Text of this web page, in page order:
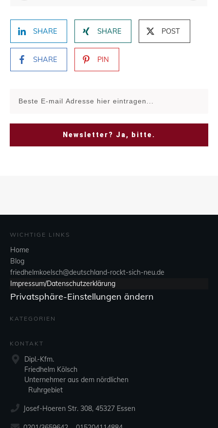
SHARE SHARE POST
SHARE PIN
Newsletter? Ja, bitte.
WICHTIGE LINKS
Home
Blog
friedhelmkoelsch@deutschland-rockt-sich-neu.de
Impressum/Datenschutzerklärung
Privatsphäre-Einstellungen ändern
KATEGORIEN
KONTAKT
Dipl.-Kfm.
Friedhelm Kölsch
Unternehmer aus dem nördlichen
Ruhrgebiet
Josef-Hoeren Str. 308, 45327 Essen